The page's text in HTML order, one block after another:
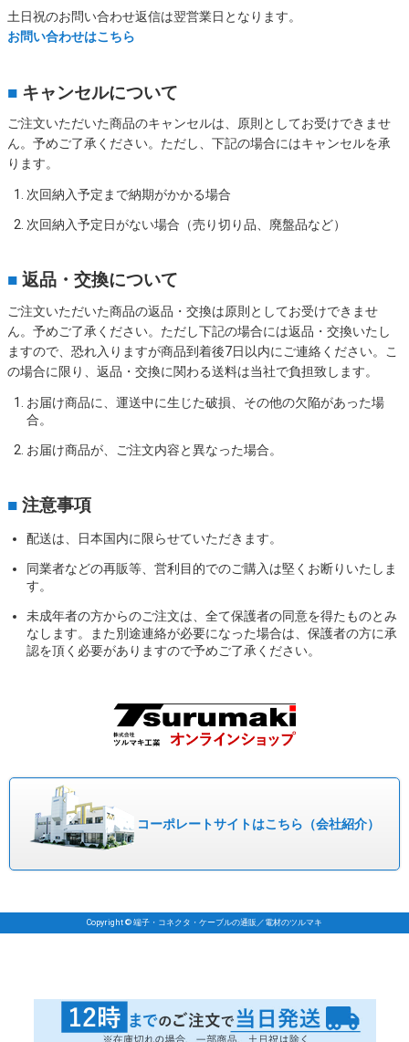
土日祝のお問い合わせ返信は翌営業日となります。
お問い合わせはこちら
■ キャンセルについて
ご注文いただいた商品のキャンセルは、原則としてお受けできませ
ん。予めご了承ください。ただし、下記の場合にはキャンセルを承
ります。
次回納入予定まで納期がかかる場合
次回納入予定日がない場合（売り切り品、廃盤品など）
■ 返品・交換について
ご注文いただいた商品の返品・交換は原則としてお受けできませ
ん。予めご了承ください。ただし下記の場合には返品・交換いたし
ますので、恐れ入りますが商品到着後7日以内にご連絡ください。こ
の場合に限り、返品・交換に関わる送料は当社で負担致します。
お届け商品に、運送中に生じた破損、その他の欠陥があった場
合。
お届け商品が、ご注文内容と異なった場合。
■ 注意事項
配送は、日本国内に限らせていただきます。
同業者などの再販等、営利目的でのご購入は堅くお断りいたしま
す。
未成年者の方からのご注文は、全て保護者の同意を得たものとみ
なします。また別途連絡が必要になった場合は、保護者の方に承
認を頂く必要がありますので予めご了承ください。
コーポレートサイトはこちら （会社紹介）
Copyright © 端子・コネクタ・ケーブルの通販／電材のツルマキ